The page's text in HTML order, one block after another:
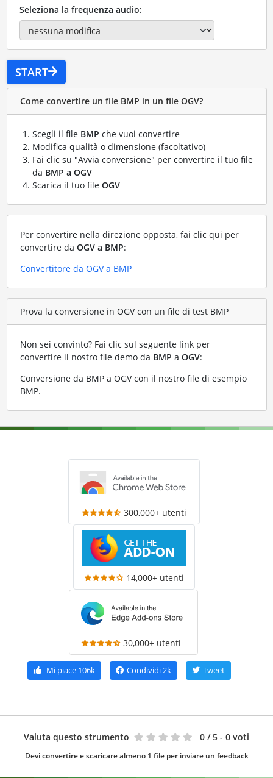
Seleziona la frequenza audio:
START
Come convertire un file BMP in un file OGV?
Scegli il file BMP che vuoi convertire
Modifica qualità o dimensione (facoltativo)
Fai clic su "Avvia conversione" per convertire il tuo file
da BMP a OGV
Scarica il tuo file OGV
Per convertire nella direzione opposta, fai clic qui per
convertire da OGV a BMP:
Convertitore da OGV a BMP
Prova la conversione in OGV con un file di test BMP
Non sei convinto? Fai clic sul seguente link per
convertire il nostro file demo da BMP a OGV:
Conversione da BMP a OGV con il nostro file di esempio
BMP.
300,000+ utenti
14,000+ utenti
30,000+ utenti
Mi piace 106k Condividi2k Tweet
Valuta questo strumento 0 / 5 - 0 voti
Devi convertire e scaricare almeno 1 file per inviare un feedback